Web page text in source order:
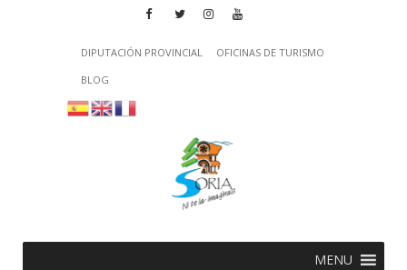
DIPUTACIÓN PROVINCIAL
OFICINAS DE TURISMO
BLOG
MENU